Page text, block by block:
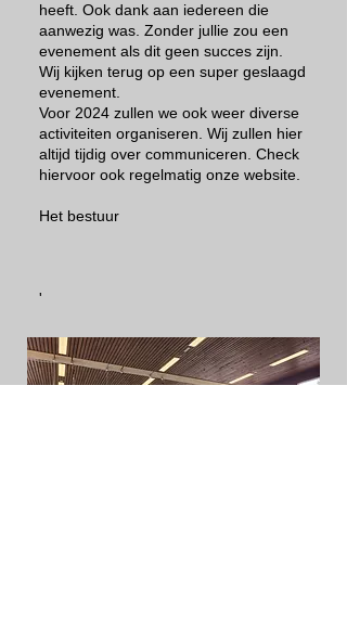
heeft. Ook dank aan iedereen die
aanwezig was. Zonder jullie zou een
evenement als dit geen succes zijn.
Wij kijken terug op een super geslaagd
evenement.
Voor 2024 zullen we ook weer diverse
activiteiten organiseren. Wij zullen hier
altijd tijdig over communiceren. Check
hiervoor ook regelmatig onze website.
Het bestuur
'